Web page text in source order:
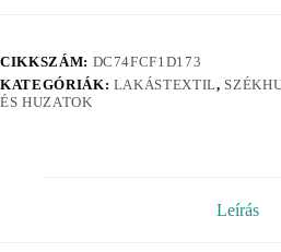
CIKKSZÁM: DC74FCF1D173
KATEGÓRIÁK: LAKÁSTEXTIL,
ÉS HUZATOK
Leírás